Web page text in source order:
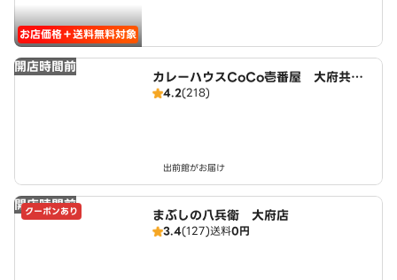
お店価格＋送料無料対象
開店時間前
カレーハウスCoCo壱番屋 大府共和
店（SD）
4.2(218)
出前館がお届け
開店時間前
クーポンあり まぶしの八兵衛 大府店
3.4(127)送料0円